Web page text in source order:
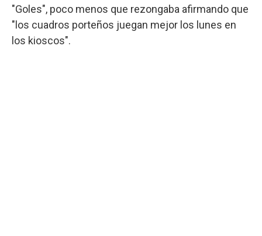
"Goles", poco menos que rezongaba afirmando que
"los cuadros porteños juegan mejor los lunes en
los kioscos".